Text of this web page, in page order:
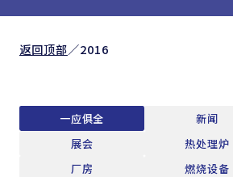
返回顶部／2016
一应俱全
新闻
展会
热处理炉
厂房
燃烧设备